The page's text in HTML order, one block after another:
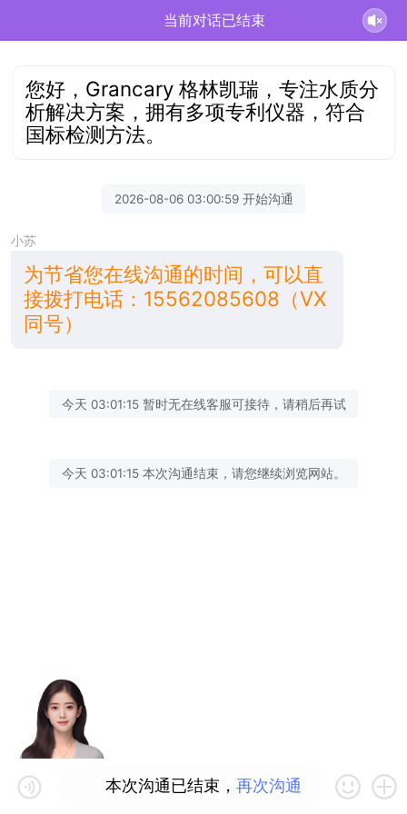
当前对话已结束
您好，Grancary 格林凯瑞，专注水质分
析解决方案，拥有多项专利仪器，符合
国标检测方法。
2026-08-06 03:00:59 开始沟通
小苏
为节省您在线沟通的时间，可以直
接拨打电话：15562085608（VX
同号）
今天 03:01:15 暂时无在线客服可接待，请稍后再试
今天 03:01:15 本次沟通结束，请您继续浏览网站。
本次沟通已结束， 再次沟通